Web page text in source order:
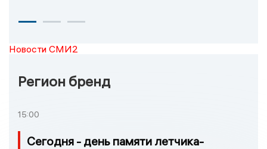
Новости СМИ2
Регион бренд
15:00
Сегодня - день памяти летчика-